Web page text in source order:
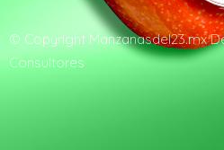
© Copyright Manzanasdel23.mx
Consultores